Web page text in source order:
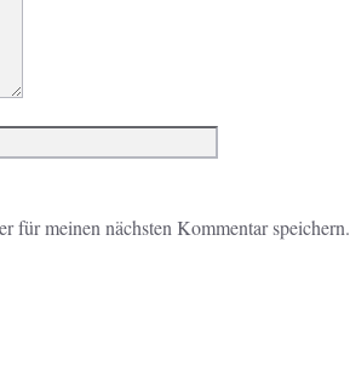
für meinen nächsten Kommentar speichern.